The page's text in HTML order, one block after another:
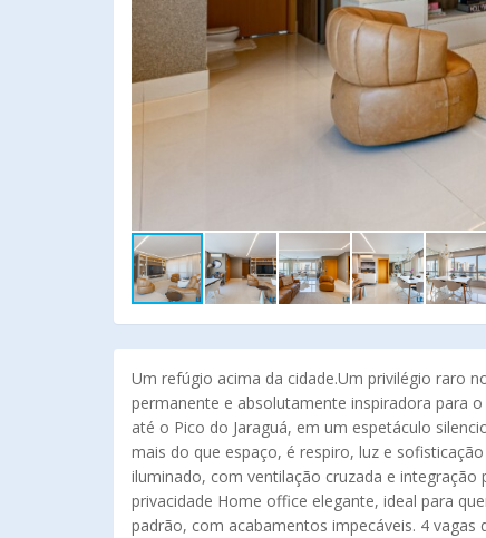
Um refúgio acima da cidade.Um privilégio raro
permanente e absolutamente inspiradora para
até o Pico do Jaraguá, em um espetáculo
mais do que espaço, é respiro, luz e
iluminado, com ventilação cruzada e
privacidade Home office elegante, ideal para
padrão, com acabamentos impecáveis. 4